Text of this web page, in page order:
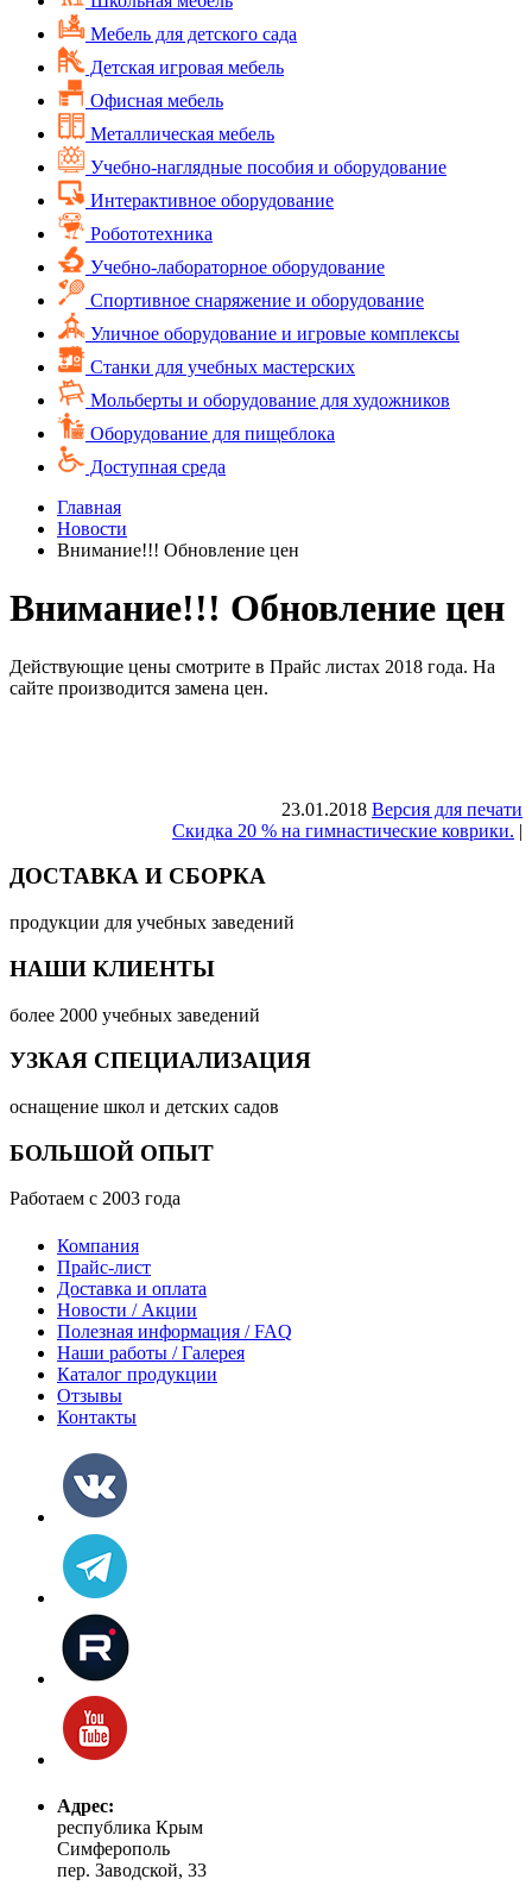
Мебель для детского сада
Детская игровая мебель
Офисная мебель
Металлическая мебель
Учебно-наглядные пособия и оборудование
Интерактивное оборудование
Робототехника
Учебно-лабораторное оборудование
Спортивное снаряжение и оборудование
Уличное оборудование и игровые комплексы
Cтанки для учебных мастерских
Мольберты и оборудование для художников
Оборудование для пищеблока
Доступная среда
Главная
Новости
Внимание!!! Обновление цен
Внимание!!! Обновление цен
Действующие цены смотрите в Прайс листах 2018 года. На
сайте производится замена цен.
23.01.2018 Версия для печати
Скидка 20 % на гимнастические коврики. |
ДОСТАВКА И СБОРКА
продукции для учебных заведений
НАШИ КЛИЕНТЫ
более 2000 учебных заведений
УЗКАЯ СПЕЦИАЛИЗАЦИЯ
оснащение школ и детских садов
БОЛЬШОЙ ОПЫТ
Работаем с 2003 года
Компания
Прайс-лист
Доставка и оплата
Новости / Акции
Полезная информация / FAQ
Наши работы / Галерея
Каталог продукции
Отзывы
Контакты
Адрес:
республика Крым
Симферополь
пер. Заводской, 33